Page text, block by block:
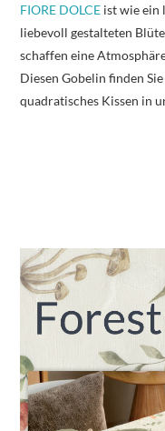
FIORE DOLCE ist wie ein
liebevoll gestalteten
schaffen eine
Diesen Gobelin finden
quadratisches Kissen in